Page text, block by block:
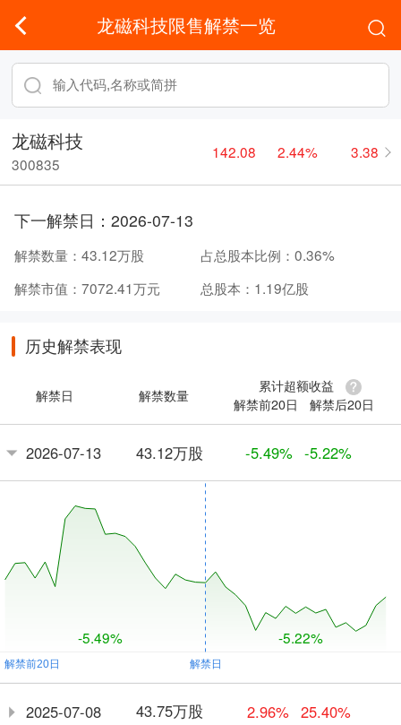
龙磁科技限售解禁一览
龙磁科技
300835
142.08 2.44% 3.38
下一解禁日： 2026-07-13
解禁数量： 43.12万股 占总股本比例： 0.36%
解禁市值： 7072.41万元 总股本： 1.19亿股
历史解禁表现
解禁日 解禁数量
累计超额收益
解禁前20日
解禁后20日
2026-07-13 43.12万股 -5.49% -5.22%
-5.49% -5.22%
2025-07-08 43.75万股 2.96% 25.40%